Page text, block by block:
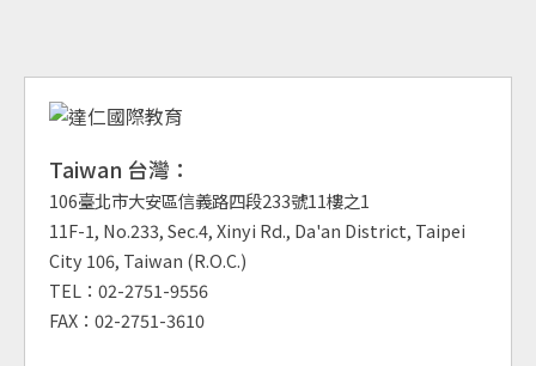
Taiwan 台灣：
106臺北市大安區信義路四段233號11樓之1
11F-1, No.233, Sec.4, Xinyi Rd., Da'an District, Taipei
City 106, Taiwan (R.O.C.)
TEL：02-2751-9556
FAX：02-2751-3610